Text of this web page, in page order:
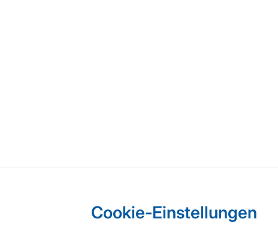
Cookie-Einstellungen